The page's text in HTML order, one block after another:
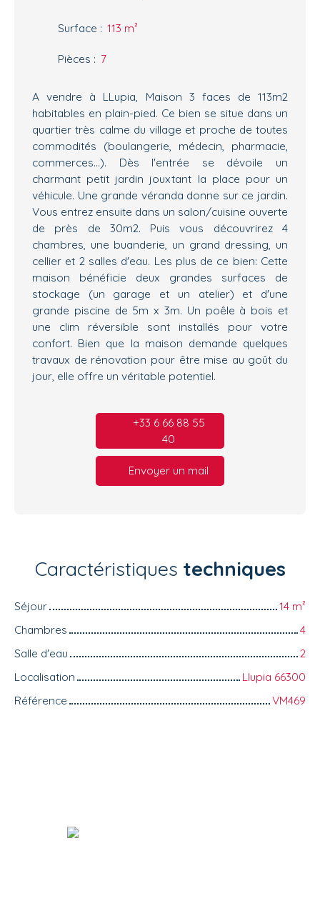
Surface : 113 m²
Pièces : 7
A vendre à LLupia, Maison 3 faces de 113m2
habitables en plain-pied. Ce bien se situe dans un
quartier très calme du village et proche de toutes
commodités (boulangerie, médecin, pharmacie,
commerces...). Dès l'entrée se dévoile un
charmant petit jardin jouxtant la place pour un
véhicule. Une grande véranda donne sur ce jardin.
Vous entrez ensuite dans un salon/cuisine ouverte
de près de 30m2. Puis vous découvrirez 4
chambres, une buanderie, un grand dressing, un
cellier et 2 salles d'eau. Les plus de ce bien: Cette
maison bénéficie deux grandes surfaces de
stockage (un garage et un atelier) et d'une
grande piscine de 5m x 3m. Un poêle à bois et
une clim réversible sont installés pour votre
confort. Bien que la maison demande quelques
travaux de rénovation pour être mise au goût du
jour, elle offre un véritable potentiel.
+33 6 66 88 55
40
Envoyer un mail
Caractéristiques techniques
Séjour 14 m²
Chambres
4
Salle d'eau
2
Localisation
Llupia 66300
Référence
VM469